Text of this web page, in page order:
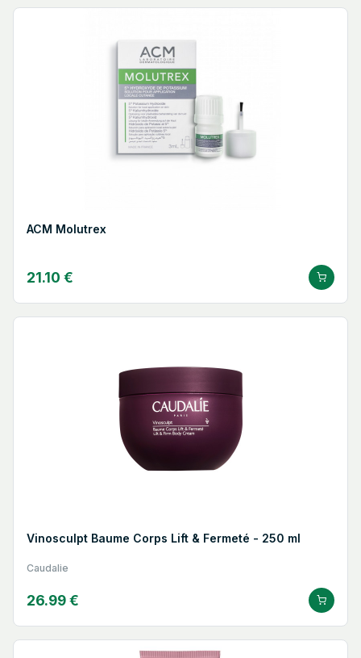
ACM Molutrex
21.10 €
Vinosculpt Baume Corps Lift & Fermeté - 250 ml
Caudalie
26.99 €